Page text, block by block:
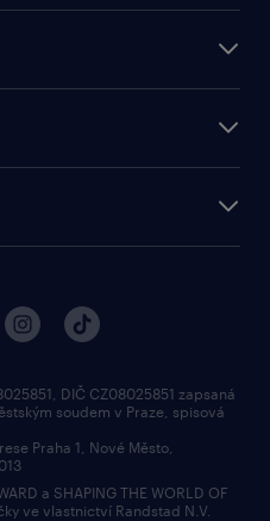
DIČ CZ08025851 zapsaná
soudem v Praze, spisová
Praha 1, Nové Město,
a SHAPING THE WORLD OF
ve vlastnictví Randstad N.V.